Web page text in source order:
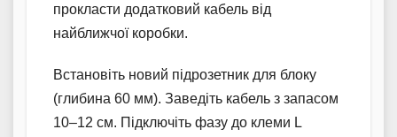
прокласти додатковий кабель від
найближчої коробки.
Встановіть новий підрозетник для блоку
(глибина 60 мм). Заведіть кабель з запасом
10–12 см. Підключіть фазу до клеми L